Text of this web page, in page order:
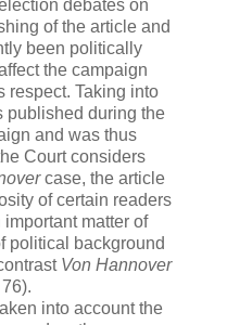
debates on
of the article and
been politically
the campaign
respect. Taking into
published during the
and was thus
Court considers
case, the article
of certain readers
matter of
political background
Von Hannover
into account the